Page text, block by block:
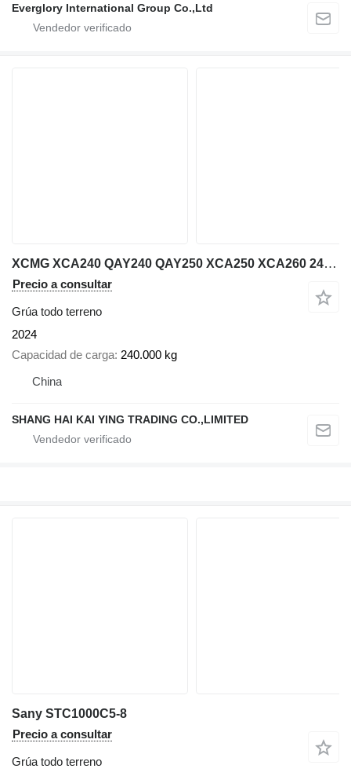
Everglory International Group Co.,Ltd
XCMG XCA240 QAY240 QAY250 XCA250 XCA260 240Ton 220ton 200ton 250ton 2
Precio a consultar
Grúa todo terreno
2024
Capacidad de carga 240.000 kg
China
SHANG HAI KAI YING TRADING CO.,LIMITED
Sany STC1000C5-8
Precio a consultar
Grúa todo terreno